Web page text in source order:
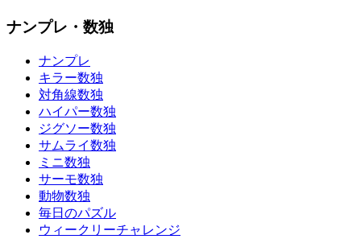
ナンプレ・数独
ナンプレ
キラー数独
対角線数独
ハイパー数独
ジグソー数独
サムライ数独
ミニ数独
サーモ数独
動物数独
毎日のパズル
ウィークリーチャレンジ